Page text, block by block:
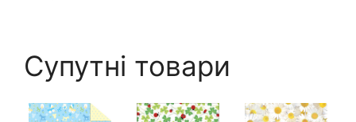
Супутні товари